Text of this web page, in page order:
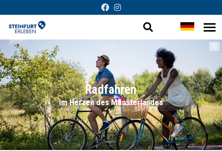
Suche
öffnen
Darstellung
Sprache
©
Radfahren
im Herzen des Münsterlandes